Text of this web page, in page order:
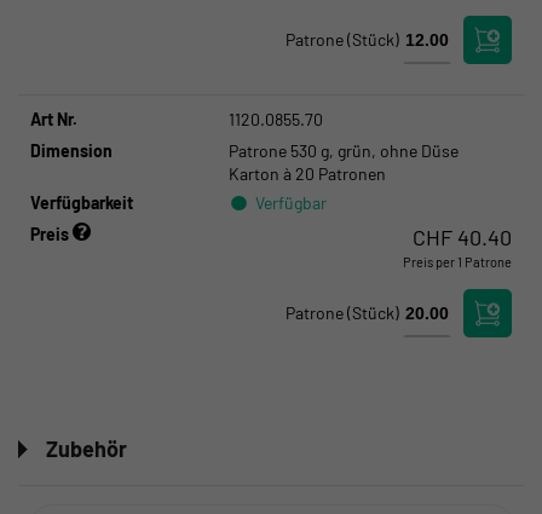
Kritischer Bestand
Patrone(Stück)
Art Nr.
1120.0855.70
Dimension
Patrone 530 g, grün, ohne Düse
Karton à 20 Patronen
Verfügbarkeit
Verfügbar
Kritischer Bestand
Preis CHF 40.40
Preis per 1 Patrone
Patrone(Stück)
Zubehör